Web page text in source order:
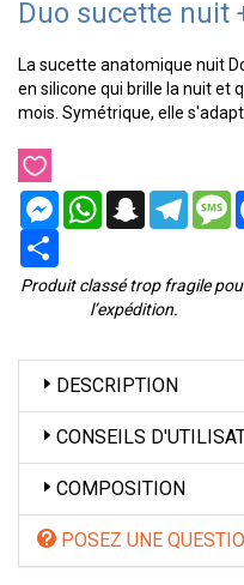
Duo sucette nuit
La sucette anatomique nuit
en silicone qui brille la nuit et
mois. Symétrique, elle
MessengerWhatsAppSnapchat
Produit classé trop fragile
l’expédition.
DESCRIPTION
CONSEILS
COMPOSITION
POSEZ UNE